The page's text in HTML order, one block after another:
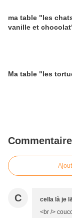
ma table "les
vanille et
Ma table "les
C cella là je
<br />